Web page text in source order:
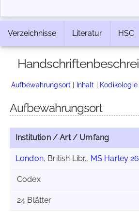
Verzeichnisse Literatur HSC
Aufbewahrungsort | Inhalt | Kodikologie
Aufbewahrungsort
Institution / Art / Umfang
London, British Libr., MS Harley
Codex
24 Blätter